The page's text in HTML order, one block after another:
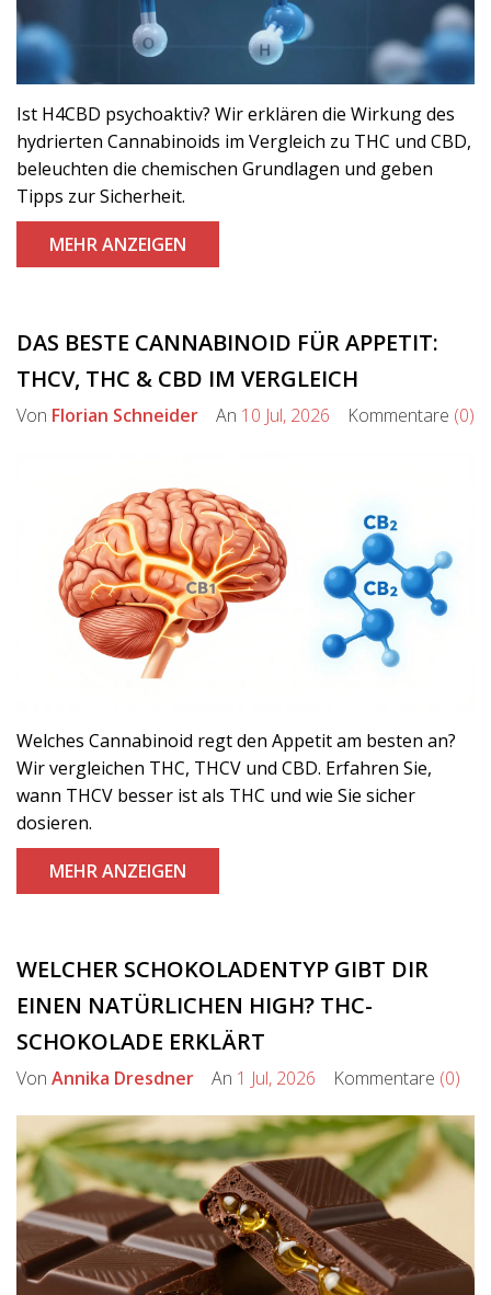
Ist H4CBD psychoaktiv? Wir erklären die Wirkung des
hydrierten Cannabinoids im Vergleich zu THC und CBD,
beleuchten die chemischen Grundlagen und geben
Tipps zur Sicherheit.
MEHR ANZEIGEN
DAS BESTE CANNABINOID FÜR APPETIT:
THCV, THC & CBD IM VERGLEICH
Von Florian Schneider An 10 Jul, 2026 Kommentare (0)
Welches Cannabinoid regt den Appetit am besten an?
Wir vergleichen THC, THCV und CBD. Erfahren Sie,
wann THCV besser ist als THC und wie Sie sicher
dosieren.
MEHR ANZEIGEN
WELCHER SCHOKOLADENTYP GIBT DIR
EINEN NATÜRLICHEN HIGH? THC-
SCHOKOLADE ERKLÄRT
Von Annika Dresdner An 1 Jul, 2026 Kommentare (0)